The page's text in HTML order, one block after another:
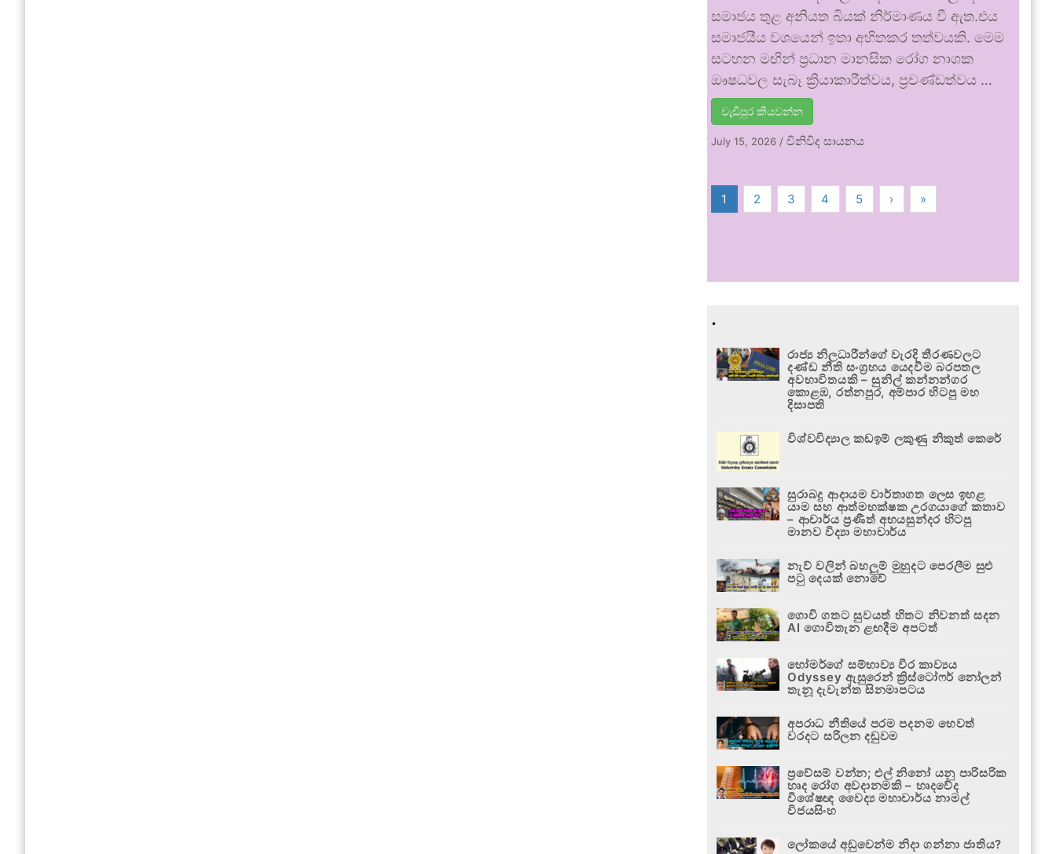
සමාජය තුළ අනියත බියක් නිර්මාණය වී ඇත.එය
සමාජයීය වශයෙන් ඉතා අහිතකර තත්වයකි. මෙම
සටහන මඟින් ප්‍රධාන මානසික රෝග නාශක
ඖෂධවල සැබෑ ක්‍රියාකාරීත්වය, ප්‍රචණ්ඩත්වය …
වැඩිපුර කියවන්න
July 15, 2026 /විනිවිද සායනය
1 2 3 4 5 › »
.
රාජ්‍ය නිලධාරීන්ගේ වැරදි තීරණවලට
දණ්ඩ නීති සංග්‍රහය යෙදවීම බරපතල
අවභාවිතයකි – සුනිල් කන්නන්ගර
කොළඹ, රත්නපුර, අම්පාර හිටපු මහ
දිසාපති
විශ්වවිද්‍යාල කඩඉම් ලකුණු නිකුත් කෙරේ
සුරාබදු ආදායම වාර්තාගත ලෙස ඉහළ
යාම සහ ආත්මභක්ෂක උරගයාගේ කතාව
– ආචාර්ය ප්‍රණීත් අභයසුන්දර හිටපු
මානව විද්‍යා මහාචාර්ය
නැව් වලින් බහලුම් මුහුදට පෙරලීම සුළු
පටු දෙයක් නොවේ
ගොවි ගතට සුවයත් හිතට නිවනත් සදන
AI ගොවිතැන ළඟදීම අපටත්
හෝමර්ගේ සම්භාව්‍ය වීර කාව්‍යය
Odyssey ඇසුරෙන් ක්‍රිස්ටෝෆර් නෝලන්
තැනූ දැවැන්ත සිනමාපටය
අපරාධ නීතියේ පරම පදනම හෙවත්
වරදට සරිලන දඬුවම
ප්‍රවේසම් වන්න; එල් නිනෝ යනු පාරිසරික
හෘද රෝග අවදානමකි – හෘදවේද
විශේෂඥ වෛද්‍ය මහාචාර්ය නාමල්
විජයසිංහ
ලෝකයේ අඩුවෙන්ම නිදා ගන්නා ජාතිය?